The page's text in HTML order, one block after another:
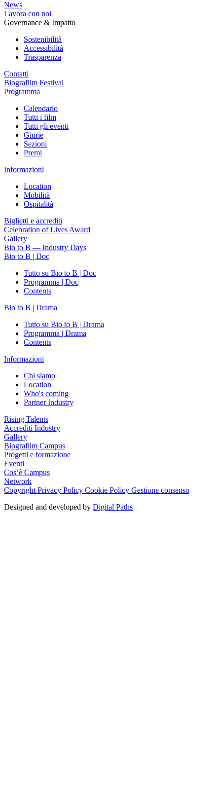
News
Lavora con noi
Governance & Impatto
Sostenibilità
Accessibilità
Trasparenza
Contatti
Biografilm Festival
Programma
Calendario
Tutti i film
Tutti gli eventi
Giurie
Sezioni
Premi
Informazioni
Location
Mobilità
Ospitalità
Biglietti e accrediti
Celebration of Lives Award
Gallery
Bio to B — Industry Days
Bio to B | Doc
Tutto su Bio to B | Doc
Programma | Doc
Contents
Bio to B | Drama
Tutto su Bio to B | Drama
Programma | Drama
Contents
Informazioni
Chi siamo
Location
Who's coming
Partner Industry
Rising Talents
Accrediti Industry
Gallery
Biografilm Campus
Progetti e formazione
Eventi
Cos’è Campus
Network
Copyright Privacy Policy Cookie Policy Gestione consenso
Designed and developed by Digital Paths